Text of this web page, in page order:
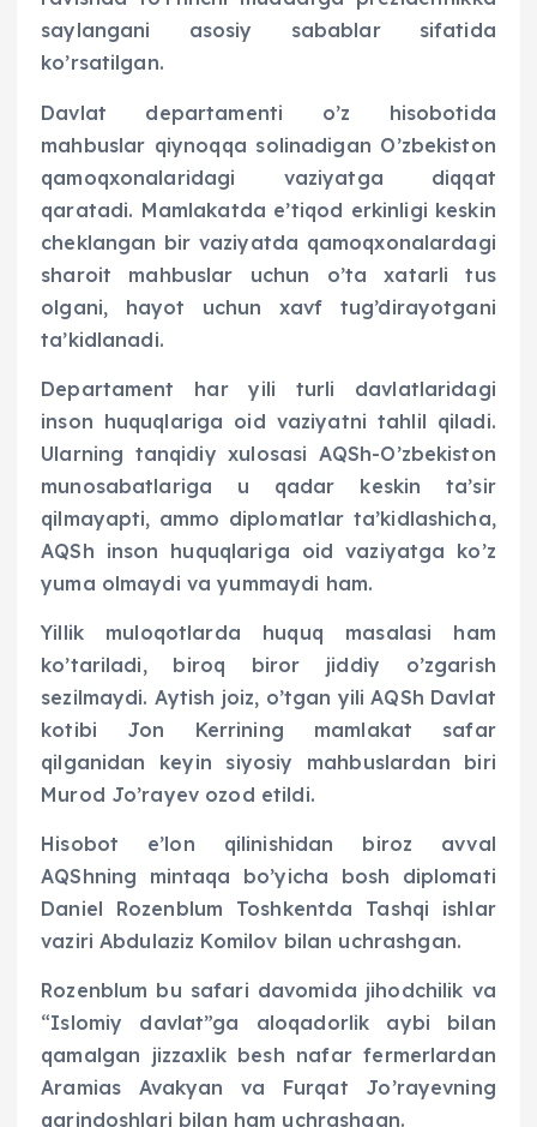
saylangani asosiy sabablar sifatida
ko’rsatilgan.
Davlat departamenti o’z hisobotida
mahbuslar qiynoqqa solinadigan O’zbekiston
qamoqxonalaridagi vaziyatga diqqat
qaratadi. Mamlakatda e’tiqod erkinligi keskin
cheklangan bir vaziyatda qamoqxonalardagi
sharoit mahbuslar uchun o’ta xatarli tus
olgani, hayot uchun xavf tug’dirayotgani
ta’kidlanadi.
Departament har yili turli davlatlaridagi
inson huquqlariga oid vaziyatni tahlil qiladi.
Ularning tanqidiy xulosasi AQSh-O’zbekiston
munosabatlariga u qadar keskin ta’sir
qilmayapti, ammo diplomatlar ta’kidlashicha,
AQSh inson huquqlariga oid vaziyatga ko’z
yuma olmaydi va yummaydi ham.
Yillik muloqotlarda huquq masalasi ham
ko’tariladi, biroq biror jiddiy o’zgarish
sezilmaydi. Aytish joiz, o’tgan yili AQSh Davlat
kotibi Jon Kerrining mamlakat safar
qilganidan keyin siyosiy mahbuslardan biri
Murod Jo’rayev ozod etildi.
Hisobot e’lon qilinishidan biroz avval
AQShning mintaqa bo’yicha bosh diplomati
Daniel Rozenblum Toshkentda Tashqi ishlar
vaziri Abdulaziz Komilov bilan uchrashgan.
Rozenblum bu safari davomida jihodchilik va
“Islomiy davlat”ga aloqadorlik aybi bilan
qamalgan jizzaxlik besh nafar fermerlardan
Aramias Avakyan va Furqat Jo’rayevning
qarindoshlari bilan ham uchrashgan.